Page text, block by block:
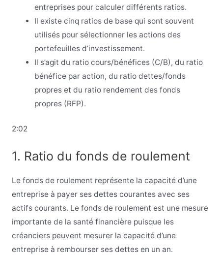
entreprises pour calculer différents ratios.
Il existe cinq ratios de base qui sont souvent
utilisés pour sélectionner les actions des
portefeuilles d’investissement.
Il s’agit du ratio cours/bénéfices (C/B), du ratio
bénéfice par action, du ratio dettes/fonds
propres et du ratio rendement des fonds
propres (RFP).
2:02
1. Ratio du fonds de roulement
Le fonds de roulement représente la capacité d’une
entreprise à payer ses dettes courantes avec ses
actifs courants. Le fonds de roulement est une mesure
importante de la santé financière puisque les
créanciers peuvent mesurer la capacité d’une
entreprise à rembourser ses dettes en un an.